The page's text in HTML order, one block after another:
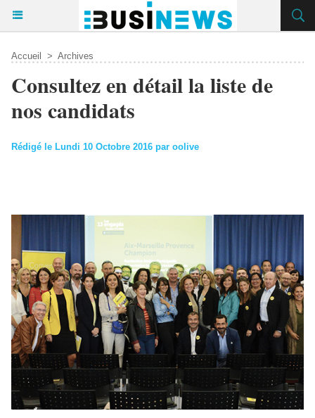
Accueil > Archives
Consultez en détail la liste de
nos candidats
Rédigé le Lundi 10 Octobre 2016 par oolive